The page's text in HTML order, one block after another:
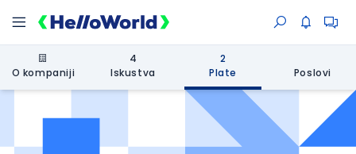
O kompaniji
4
Iskustva
2
Plate
Poslovi